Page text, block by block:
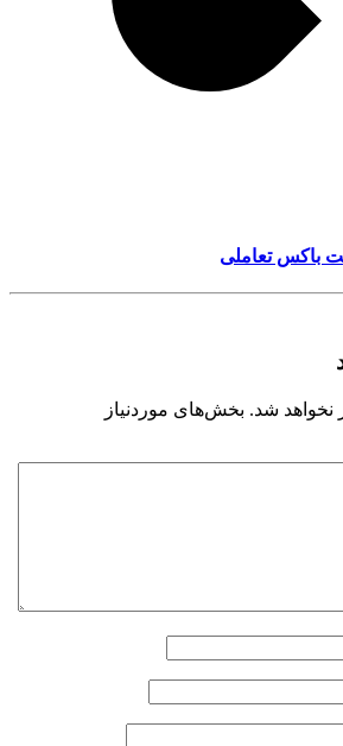
باکس تعاملی
نخواهد شد. بخش‌های موردنیاز